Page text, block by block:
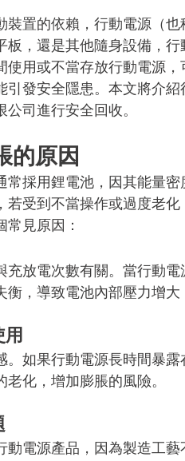
裝置的依賴，行動電源（
板，還是其他隨身設備，
使用或不當存放行動電源
引發安全隱患。本文將介
司進行安全回收。
的原因
常採用鋰電池，因其能量
若受到不當操作或過度老
見原因：
充放電次數有關。當行動
，導致電池內部壓力增大
。如果行動電源長時間暴
化，增加膨脹的風險。
動電源產品，因為製造工